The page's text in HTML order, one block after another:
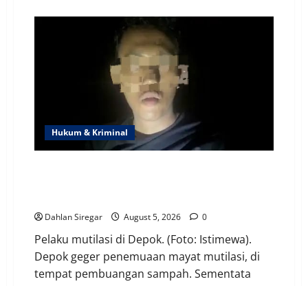
Dibongkar
Bunker
Senjata
Rahasia
Bawah
Tanah
Wadah
Amunisi
di
Sekolah
Hukum & Kriminal
Dahlan Siregar August 5, 2026 0
Pelaku mutilasi di Depok. (Foto: Istimewa).
Depok geger penemuaan mayat mutilasi, di
tempat pembuangan sampah. Sementata